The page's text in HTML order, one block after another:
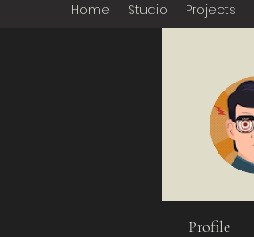
Home Studio Projects
Profile